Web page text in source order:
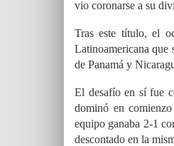
vio coronarse a su
Tras este título, el
Latinoamericana que
de Panamá y
El desafío en sí fue
dominó en
equipo ganaba 2-1
descontado en la